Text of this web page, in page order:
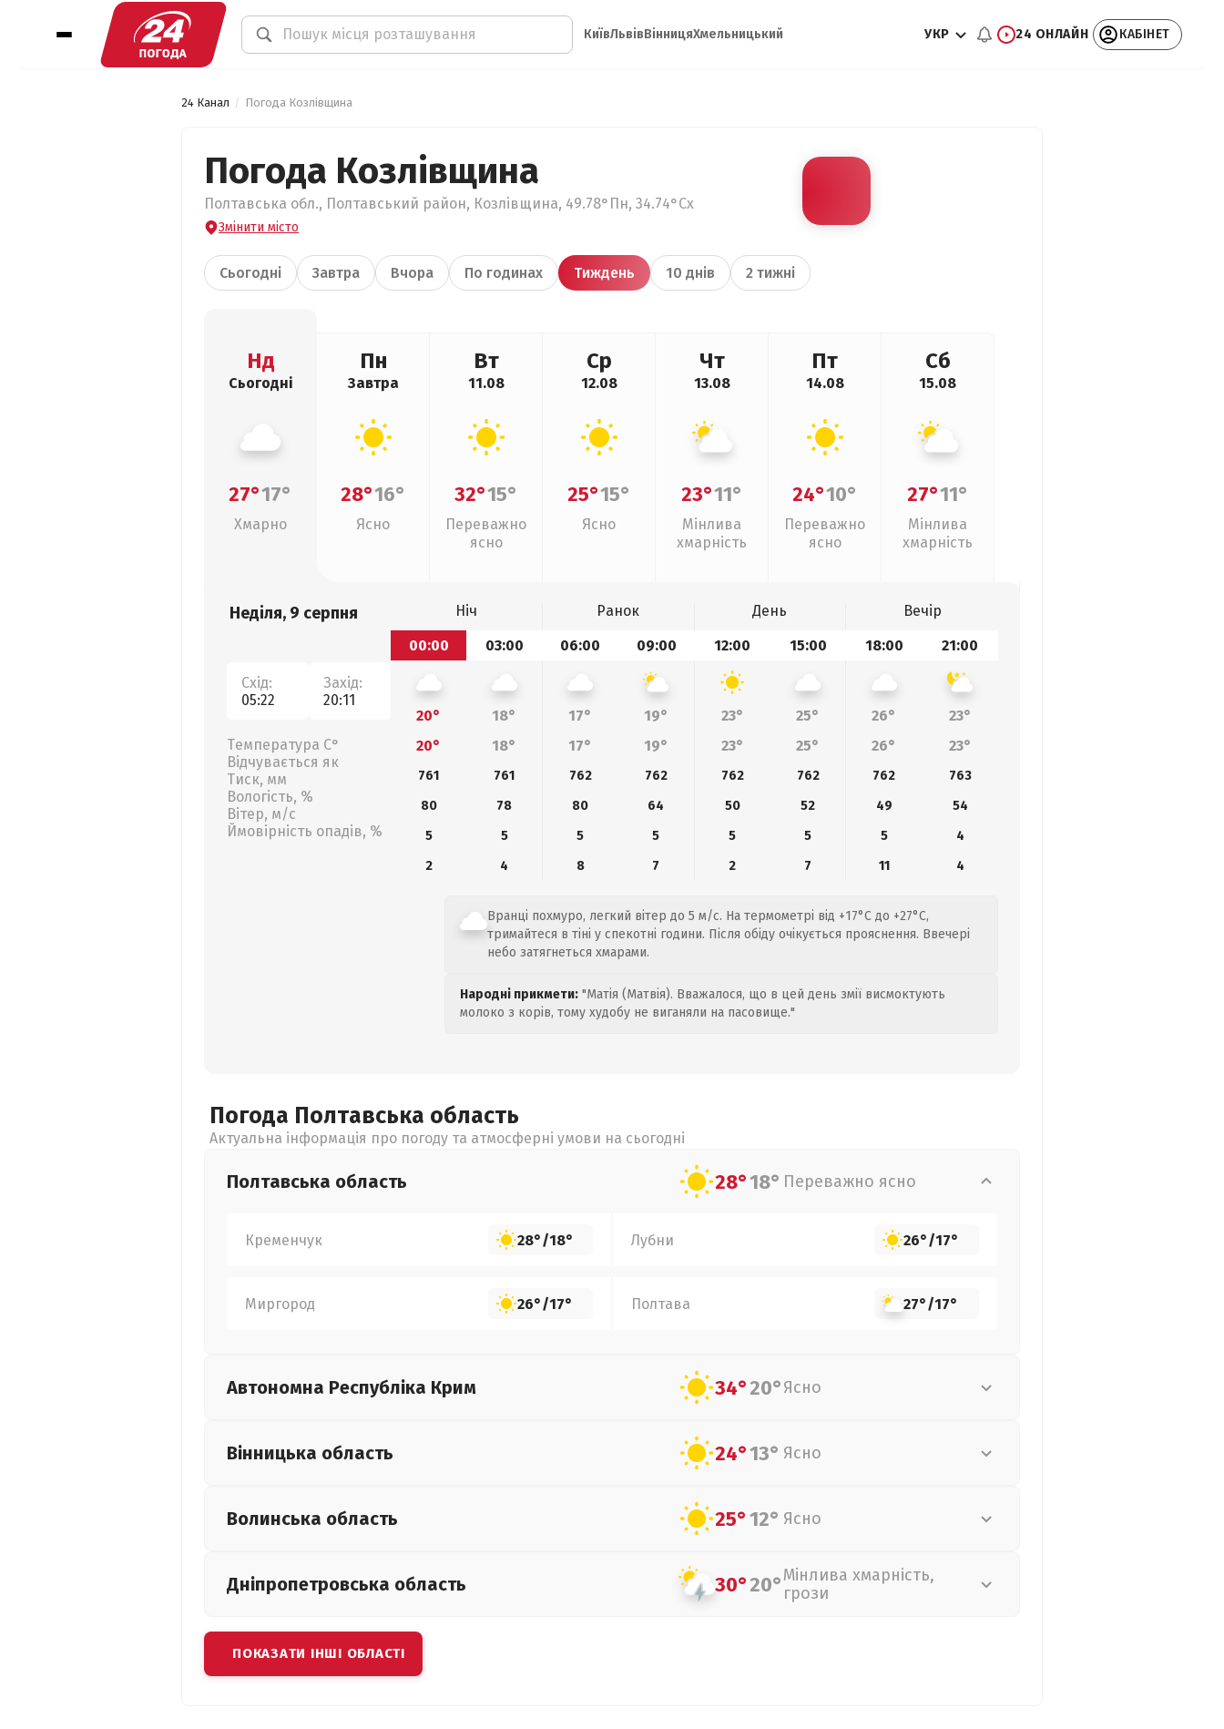
КиївЛьвівВінницяХмельницький УКР 24 ОНЛАЙН КАБІНЕТ
24 Канал Погода Козлівщина
Погода Козлівщина
Полтавська обл., Полтавський район, Козлівщина, 49.78°Пн, 34.74°Сх
Змінити місто
Сьогодні Завтра Вчора По годинах Тиждень 10 днів 2 тижні
Нд
Сьогодні
27°17°
Хмарно
Пн
Завтра
28°16°
Ясно
Вт
11.08
32°15°
Переважно
ясно
Ср
12.08
25°15°
Ясно
Чт
13.08
23°11°
Мінлива
хмарність
Пт
14.08
24°10°
Переважно
ясно
Сб
15.08
27°11°
Мінлива
хмарність
Неділя, 9 серпня
Схід:
05:22
Захід:
20:11
Температура С°
Відчувається як
Тиск, мм
Вологість, %
Вітер, м/с
Ймовірність опадів, %
Ніч Ранок День
Вечір
00:00
03:00 06:00 09:00 12:00 15:00 18:00 21:00
20° 18° 17° 19° 23° 25° 26°
23°
20°
18° 17° 19° 23° 25° 26° 23°
761 761 762 762 762 762 762
763
80
78 80 64 50 52 49
54
5
5 5 5 5 5 5
4
2
4 8 7 2 7 11 4
Вранці похмуро, легкий вітер до 5 м/с. На термометрі від +17°C до +27°C,
тримайтеся в тіні у спекотні години. Після обіду очікується прояснення. Ввечері
небо затягнеться хмарами.
Народні прикмети: "Матія (Матвія). Вважалося, що в цей день змії висмоктують
молоко з корів, тому худобу не виганяли на пасовище."
Погода Полтавська область
Актуальна інформація про погоду та атмосферні умови на сьогодні
Полтавська область 28°18° Переважно ясно
Кременчук 28°/18° Лубни 26°/17°
Миргород 26°/17° Полтава 27°/17°
Автономна Республіка Крим 34°20°Ясно
Вінницька область 24°13° Ясно
Волинська область 25°12° Ясно
Дніпропетровська область 30°20°Мінлива хмарність,
грози
ПОКАЗАТИ ІНШІ ОБЛАСТІ